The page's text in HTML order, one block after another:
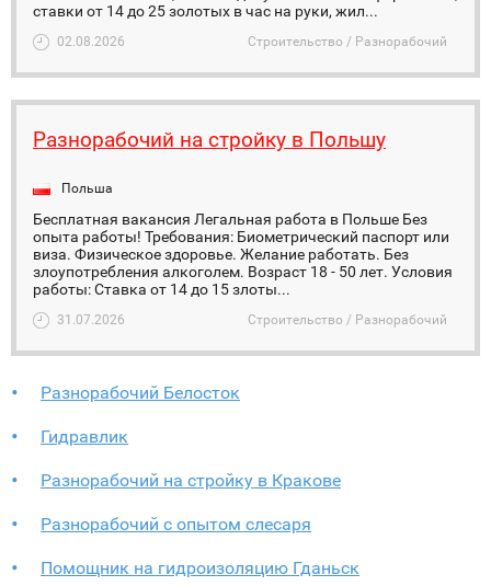
ставки от 14 до 25 золотых в час на руки, жил...
02.08.2026 Строительство / Разнорабочий
Разнорабочий на стройку в Польшу
Польша
Бесплатная вакансия Легальная работа в Польше Без
опыта работы! Требования: Биометрический паспорт или
виза. Физическое здоровье. Желание работать. Без
злоупотребления алкоголем. Возраст 18 - 50 лет. Условия
работы: Ставка от 14 до 15 злоты...
31.07.2026 Строительство / Разнорабочий
Разнорабочий Белосток
Гидравлик
Разнорабочий на стройку в Кракове
Разнорабочий с опытом слесаря
Помощник на гидроизоляцию Гданьск